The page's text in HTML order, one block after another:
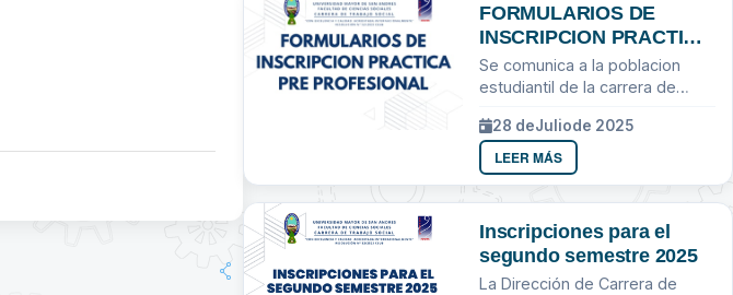
FORMULARIOS DE
INSCRIPCION PRACTICA
PRE PROFESIONAL
Se comunica a la poblacion
estudiantil de la carrera de
28 deJuliode 2025
LEER MÁS
Inscripciones para el
segundo semestre 2025
La Dirección de Carrera de